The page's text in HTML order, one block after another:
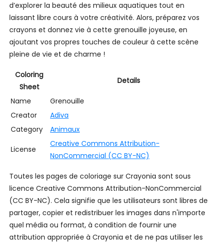
d’explorer la beauté des milieux aquatiques tout en
laissant libre cours à votre créativité. Alors, préparez vos
crayons et donnez vie à cette grenouille joyeuse, en
ajoutant vos propres touches de couleur à cette scène
pleine de vie et de charme !
Coloring
Sheet
Details
Name
Grenouille
Creator
Adiva
Category
Animaux
License
Creative Commons Attribution-
NonCommercial (CC BY-NC)
Toutes les pages de coloriage sur Crayonia sont sous
licence Creative Commons Attribution-NonCommercial
(CC BY-NC). Cela signifie que les utilisateurs sont libres de
partager, copier et redistribuer les images dans n'importe
quel média ou format, à condition de fournir une
attribution appropriée à Crayonia et de ne pas utiliser les